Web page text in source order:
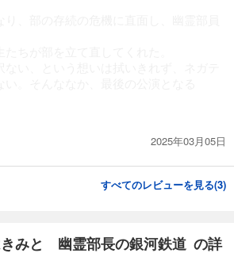
2025年03月05日
すべてのレビューを見る(3)
みと 幽霊部長の銀河鉄道 の詳